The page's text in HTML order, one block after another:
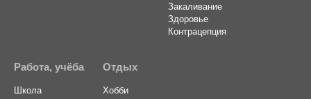
Закаливание
Здоровье
Контрацепция
Работа, учёба
Школа
Отдых
Хобби